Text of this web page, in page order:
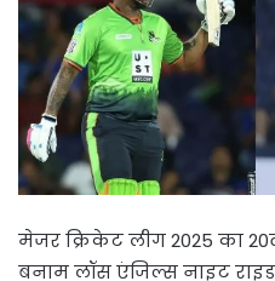
मेजर क्रिकेट लीग 2025 का
बनाम लॉस एंजिल्स नाइट